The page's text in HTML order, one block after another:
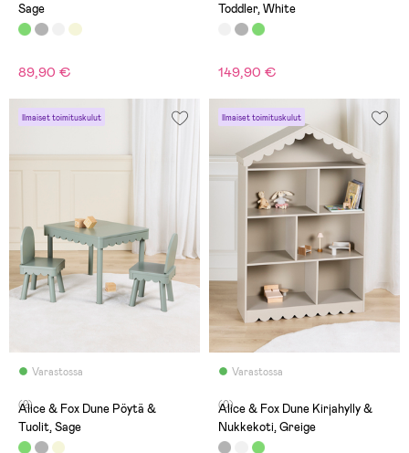
Sage
89,90 €
Toddler, White
149,90 €
Ilmaiset toimituskulut
Varastossa
(2)
Alice & Fox Dune Pöytä &
Tuolit, Sage
Ilmaiset toimituskulut
Varastossa
(0)
Alice & Fox Dune Kirjahylly &
Nukkekoti, Greige